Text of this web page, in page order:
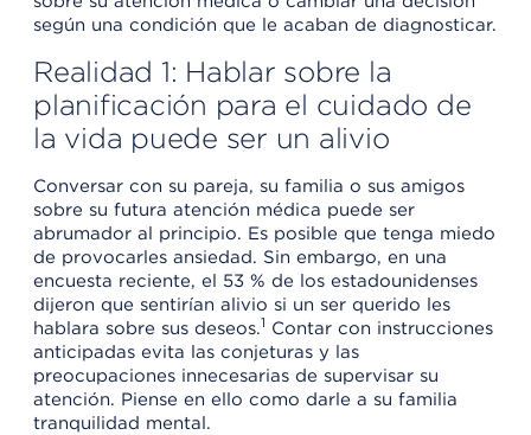
según una condición que le acaban de diagnosticar.
Realidad 1: Hablar sobre la
planificación para el cuidado de
la vida puede ser un alivio
Conversar con su pareja, su familia o sus amigos
sobre su futura atención médica puede ser
abrumador al principio. Es posible que tenga miedo
de provocarles ansiedad. Sin embargo, en una
encuesta reciente, el 53 % de los estadounidenses
dijeron que sentirían alivio si un ser querido les
hablara sobre sus deseos.1 Contar con instrucciones
anticipadas evita las conjeturas y las
preocupaciones innecesarias de supervisar su
atención. Piense en ello como darle a su familia
tranquilidad mental.